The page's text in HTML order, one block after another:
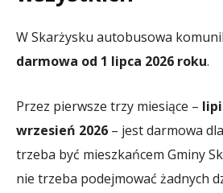
W Skarżysku autobusowa
darmowa od 1 lipca 2026 roku.
Przez pierwsze trzy miesiące –
wrzesień 2026 – jest darmowa
trzeba być mieszkańcem Gminy
nie trzeba podejmować żadnych